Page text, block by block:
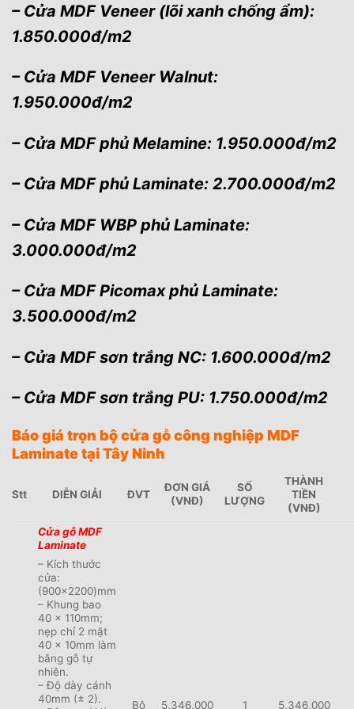
– Cửa MDF Veneer (lõi xanh chống ẩm):
1.850.000đ/m2
– Cửa MDF Veneer Walnut:
1.950.000đ/m2
– Cửa MDF phủ Melamine: 1.950.000đ/m2
– Cửa MDF phủ Laminate: 2.700.000đ/m2
– Cửa MDF WBP phủ Laminate:
3.000.000đ/m2
– Cửa MDF Picomax phủ Laminate:
3.500.000đ/m2
– Cửa MDF sơn trắng NC: 1.600.000đ/m2
– Cửa MDF sơn trắng PU: 1.750.000đ/m2
Báo giá trọn bộ cửa gỗ công nghiệp MDF
Laminate tại Tây Ninh
Stt DIỄN GIẢI ĐVT
ĐƠN GIÁ
(VNĐ)
SỐ
LƯỢNG
THÀNH
TIỀN
(VNĐ)
Cửa gỗ MDF
Laminate
– Kích thước
cửa:
(900×2200)mm
– Khung bao
40 x 110mm;
nẹp chỉ 2 mặt
40 x 10mm làm
bằng gỗ tự
nhiên.
– Độ dày cánh
40mm (± 2).
Bộ 5,346,000 1 5,346,000